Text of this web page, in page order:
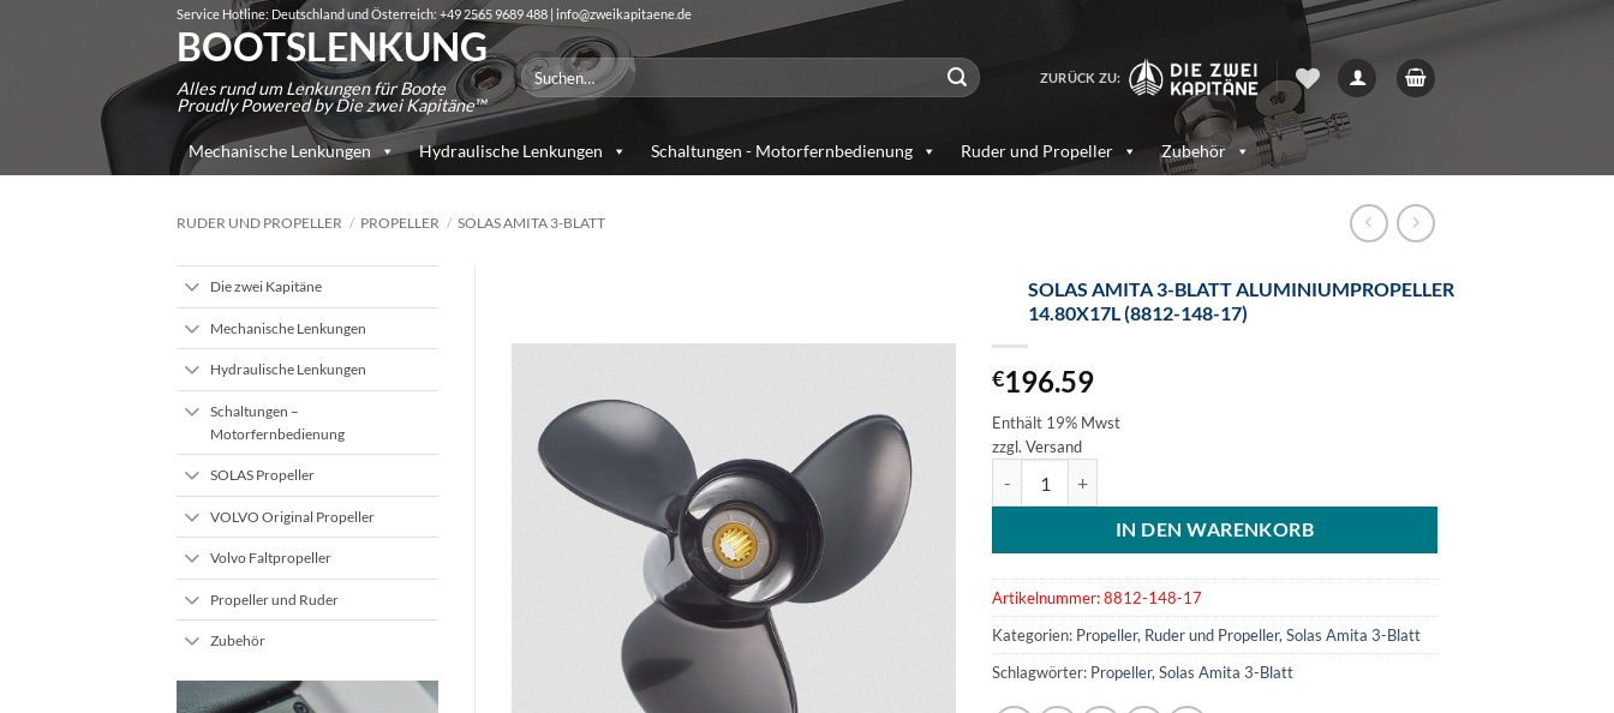
Service Hotline: Deutschland und Österreich: +49 2565 9689 488 | info@zweikapitaene.de
BOOTSLENKUNG
Alles rund um Lenkungen für Boote
Proudly Powered by Die zwei Kapitäne™
Suchen
nach:
ZURÜCK ZU:
Mechanische Lenkungen Hydraulische Lenkungen Schaltungen - Motorfernbedienung Ruder und Propeller Zubehör
RUDER UND PROPELLER / PROPELLER / SOLAS AMITA 3-BLATT
Die zwei Kapitäne
Mechanische Lenkungen
Hydraulische Lenkungen
Schaltungen –
Motorfernbedienung
SOLAS Propeller
VOLVO Original Propeller
Volvo Faltpropeller
Propeller und Ruder
Zubehör
Auf die
SOLAS AMITA 3-BLATT ALUMINIUMPROPELLER
14.80X17L (8812-148-17)
€196.59
Enthält 19% Mwst
zzgl.Versand
IN DEN WARENKORB
Artikelnummer:8812-148-17
Kategorien: Propeller, Ruder und Propeller,Solas Amita 3-Blatt
Schlagwörter: Propeller,Solas Amita 3-Blatt